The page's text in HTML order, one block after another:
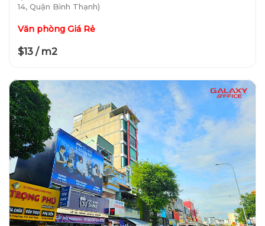
14, Quận Bình Thạnh)
Văn phòng Giá Rẻ
$13 / m2